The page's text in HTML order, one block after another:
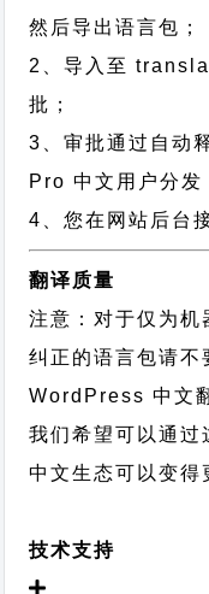
然后导出语言包；
2、导入至
批；
3、审批通过自动
Pro 中文用户分发
4、您在网站后台
翻译质量
注意：对于仅为机
纠正的语言包请不
WordPress 中文
我们希望可以通
中文生态可以变得
技术支持